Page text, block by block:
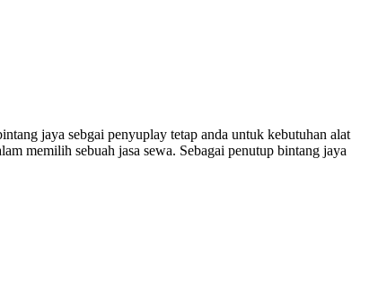
jaya sebgai penyuplay tetap anda untuk kebutuhan alat
memilih sebuah jasa sewa. Sebagai penutup bintang jaya